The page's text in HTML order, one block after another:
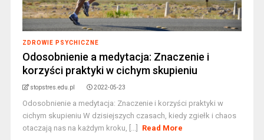
ZDROWIE PSYCHICZNE
Odosobnienie a medytacja: Znaczenie i
korzyści praktyki w cichym skupieniu
stopstres.edu.pl 2022-05-23
Odosobnienie a medytacja: Znaczenie i korzyści praktyki w
cichym skupieniu W dzisiejszych czasach, kiedy zgiełk i chaos
otaczają nas na każdym kroku, [...]
Read More